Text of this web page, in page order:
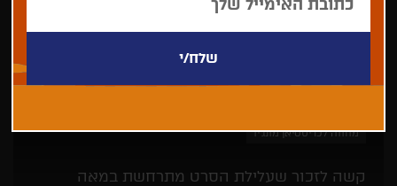
מחווה לכריסטיאן מונג'יו
קשה לזכור שעלילת הסרט מתרחשת במאה